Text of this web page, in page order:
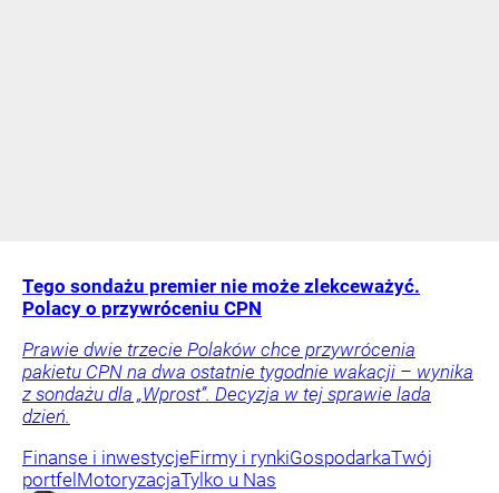
Tego sondażu premier nie może zlekceważyć.
Polacy o przywróceniu CPN
Prawie dwie trzecie Polaków chce przywrócenia
pakietu CPN na dwa ostatnie tygodnie wakacji – wynika
z sondażu dla „Wprost”. Decyzja w tej sprawie lada
dzień.
Finanse i inwestycjeFirmy i rynkiGospodarkaTwój
portfel MotoryzacjaTylko u Nas